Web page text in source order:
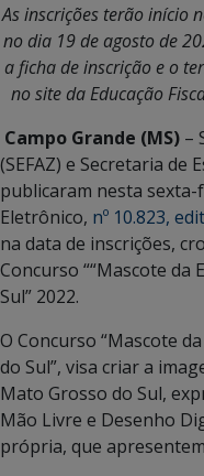
As inscrições terão início
no dia 19 de agosto de
a ficha de inscrição e o
no site da Educação
Campo Grande (MS) –
(SEFAZ) e Secretaria de
publicaram nesta sexta-
Eletrônico, nº 10.823,
na data de inscrições,
Concurso ““Mascote da
Sul” 2022.
O Concurso “Mascote
do Sul”, visa criar a
Mato Grosso do Sul,
Mão Livre e Desenho
própria, que